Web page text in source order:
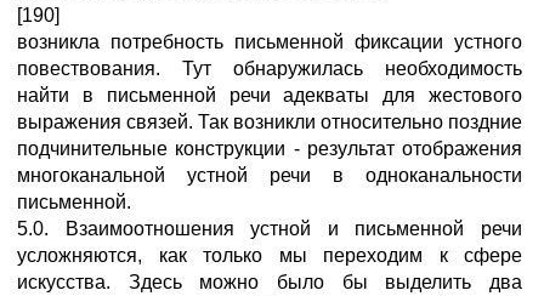
[190]
возникла потребность письменной фиксации устного
повествования. Тут обнаружилась необходимость
найти в письменной речи адекваты для жестового
выражения связей. Так возникли относительно поздние
подчинительные конструкции - результат отображения
многоканальной устной речи в одноканальности
письменной.
5.0. Взаимоотношения устной и письменной речи
усложняются, как только мы переходим к сфере
искусства. Здесь можно было бы выделить два